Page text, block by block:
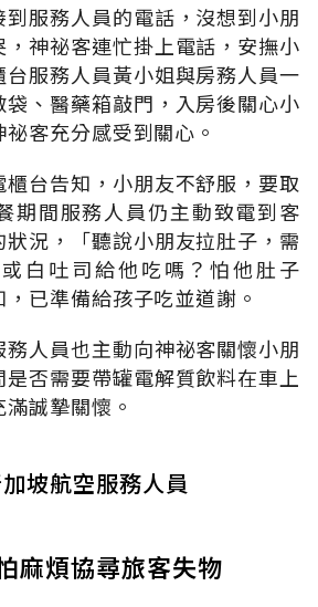
服務人員的電話，沒想到小朋
神祕客連忙掛上電話，安撫小
服務人員黃小姐與房務人員一
、醫藥箱敲門，入房後關心小
客充分感受到關心。
台告知，小朋友不舒服，要取
期間服務人員仍主動致電到客
況，「聽說小朋友拉肚子，需
白吐司給他吃嗎？怕他肚子
已準備給孩子吃並道謝。
人員也主動向神祕客關懷小朋
否需要帶罐電解質飲料在車上
誠摯關懷。
加坡航空服務人員
麻煩協尋旅客失物